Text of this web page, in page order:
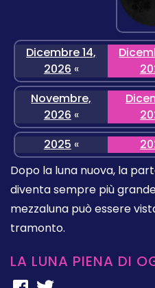
Dicembre 14,
2026 «
Novembre,
2026 «
2025 «
Dopo la luna nuova, la
diventa sempre più
mezzaluna può essere
tramonto.
LA LUNA PIENA DI